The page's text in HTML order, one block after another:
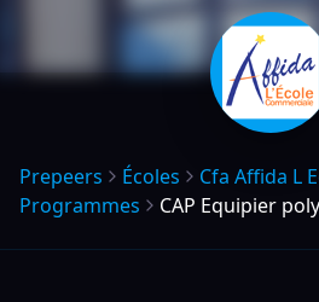
Prepeers Écoles
Cfa Affida L
Programmes
CAP Equipier